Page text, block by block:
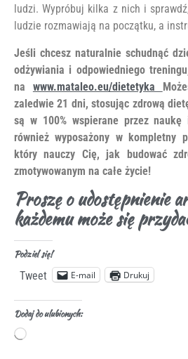
ludzi. Wypróbuj kilka z nich i
ludzie rozmawiają na początku, a
Jeśli chcesz naturalnie schudnąć
odżywiania i odpowiedniego
na www.mataleo.eu/dietetyka
zaledwie 21 dni, stosując zdrową
są w 100% wspierane przez
również wyposażony w kompletny
który nauczy Cię, jak budować
zmotywowanym na całe życie!
Proszę o udostępnienie
każdemu może się
Podziel się!
Tweet E-mail Drukuj
Dodaj do ulubionych: